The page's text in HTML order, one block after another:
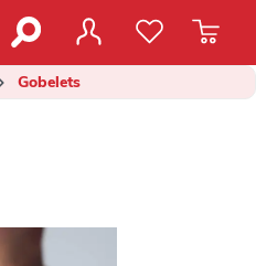
Gobelets